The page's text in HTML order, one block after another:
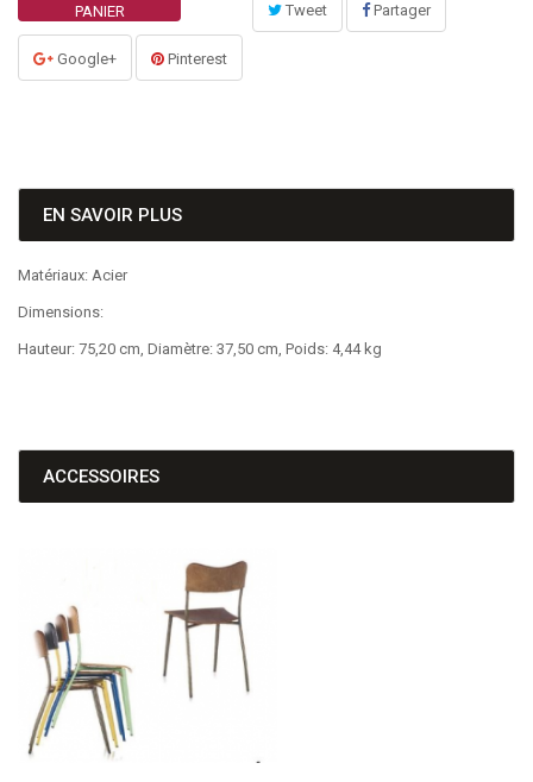
PANIER
Tweet Partager
Google+ Pinterest
EN SAVOIR PLUS
Matériaux: Acier
Dimensions:
Hauteur: 75,20 cm, Diamètre: 37,50 cm, Poids: 4,44 kg
ACCESSOIRES